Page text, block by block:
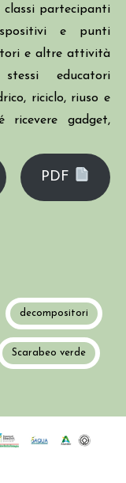
classi partecipanti
e punti
e altre attività
educatori
riciclo, riuso e
ricevere gadget,
PDF
decompositori
Scarabeo verde